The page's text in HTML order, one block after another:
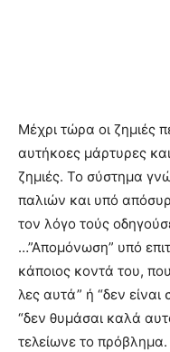
Μέχρι τώρα οι ζημιές
αυτήκοες μάρτυρες
ζημιές. Το σύστημα
παλιών και υπό
τον λόγο τούς
…”Απομόνωση” υπό
κάποιος κοντά του,
λες αυτά” ή “δεν
“δεν θυμάσαι καλά
τελείωνε το πρόβλημα.